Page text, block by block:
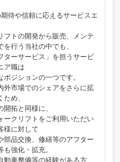
待や信頼に応えるサービスエ
フトの開発から販売、メンテ
を行う当社の中でも、
ターサービス」を担うサービ
ア職は
ポジションの一つです。
外市場でのシェアをさらに拡
め、
拓と同様に、
ークリフトをご利用いただい
様に対して
部品交換、修繕等のアフター
強化・拡充。
動車整備等の経験がある方